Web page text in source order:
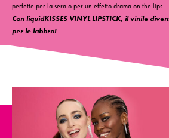
perfette per la sera o per un effetto drama on the lips.
Con liquidKISSES VINYL LIPSTICK, il vinile
per le labbra!